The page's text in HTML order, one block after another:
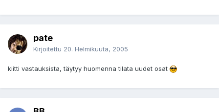
pate
Kirjoitettu 20. Helmikuuta, 2005
kiitti vastauksista, täytyy huomenna tilata uudet osat